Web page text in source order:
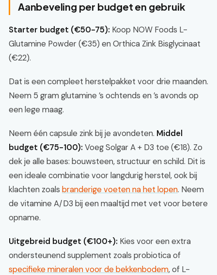
Aanbeveling per budget en gebruik
Starter budget (€50-75): Koop NOW Foods L-
Glutamine Powder (€35) en Orthica Zink Bisglycinaat
(€22).
Dat is een compleet herstelpakket voor drie maanden.
Neem 5 gram glutamine ’s ochtends en ’s avonds op
een lege maag.
Neem één capsule zink bij je avondeten. Middel
budget (€75-100): Voeg Solgar A + D3 toe (€18). Zo
dek je alle bases: bouwsteen, structuur en schild. Dit is
een ideale combinatie voor langdurig herstel, ook bij
klachten zoals branderige voeten na het lopen. Neem
de vitamine A/D3 bij een maaltijd met vet voor betere
opname.
Uitgebreid budget (€100+): Kies voor een extra
ondersteunend supplement zoals probiotica of
specifieke mineralen voor de bekkenbodem, of L-